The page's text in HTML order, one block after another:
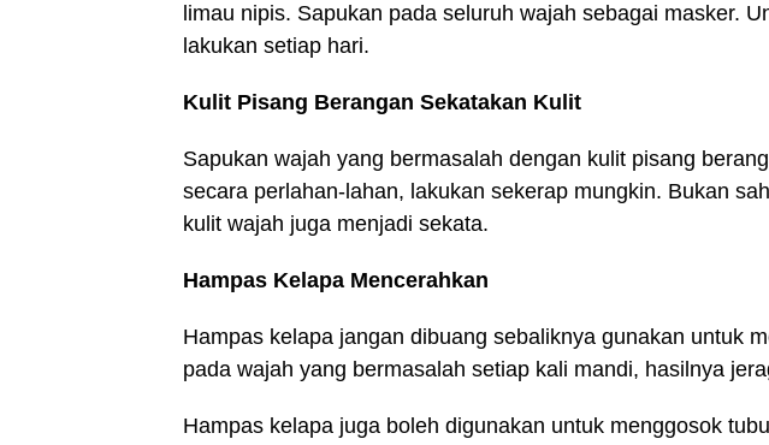
limau nipis. Sapukan pada seluruh wajah sebagai masker.
lakukan setiap hari.
Kulit Pisang Berangan Sekatakan Kulit
Sapukan wajah yang bermasalah dengan kulit pisang
secara perlahan-lahan, lakukan sekerap mungkin. Bukan
kulit wajah juga menjadi sekata.
Hampas Kelapa Mencerahkan
Hampas kelapa jangan dibuang sebaliknya gunakan untuk
pada wajah yang bermasalah setiap kali mandi, hasilnya
Hampas kelapa juga boleh digunakan untuk menggosok